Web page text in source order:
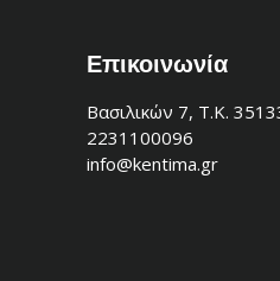
Επικοινωνία
Βασιλικών 7, Τ.Κ.
2231100096
info@kentima.gr